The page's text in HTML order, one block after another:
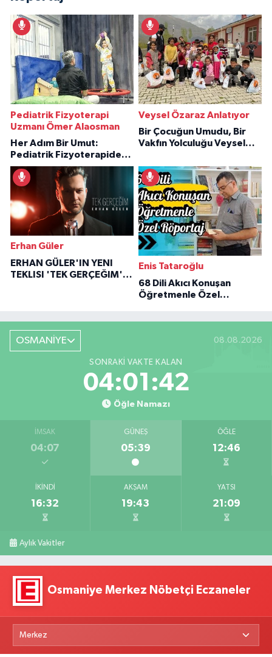
Pediatrik Fizyoterapi
Uzmanı Ömer Alaosman
Her Adım Bir Umut:
Pediatrik Fizyoterapiden
İlham Veren Hikâyeler
Veysel Özaraz Anlatıyor
Bir Çocuğun Umudu, Bir
Vakfın Yolculuğu Veysel
Erhan Güler
ERHAN GÜLER'IN YENI
TEKLISI 'TEK GERÇEĞIM'LE
Enis Tataroğlu
68 Dili Akıcı Konuşan
Öğretmenle Özel
OSMANİYE 08.08.2026
SONRAKI VAKTE KALAN
04:01:41
Öğle Namazı
İMSAK
04:07
GÜNEŞ
05:39
ÖĞLE
12:46
İKINDI
16:32
AKŞAM
19:43
YATSI
21:09
Aylık Vakitler
Osmaniye Merkez Nöbetçi Eczaneler